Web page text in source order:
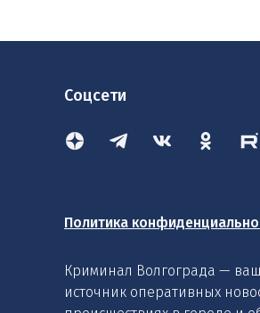
Соцсети
Политика
Криминал Волгограда —
источник оперативных